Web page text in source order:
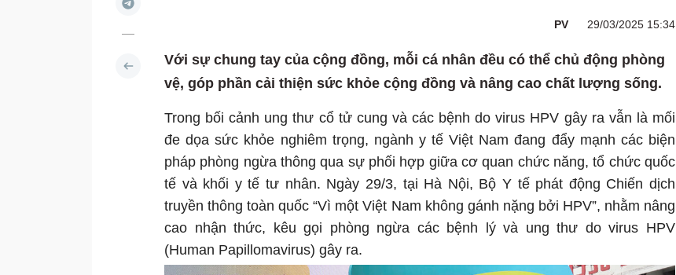
PV 29/03/2025 15:34
Với sự chung tay của cộng đồng, mỗi cá nhân đều có thể chủ động phòng
vệ, góp phần cải thiện sức khỏe cộng đồng và nâng cao chất lượng sống.
Trong bối cảnh ung thư cổ tử cung và các bệnh do virus HPV gây ra vẫn là mối
đe dọa sức khỏe nghiêm trọng, ngành y tế Việt Nam đang đẩy mạnh các biện
pháp phòng ngừa thông qua sự phối hợp giữa cơ quan chức năng, tổ chức quốc
tế và khối y tế tư nhân. Ngày 29/3, tại Hà Nội, Bộ Y tế phát động Chiến dịch
truyền thông toàn quốc “Vì một Việt Nam không gánh nặng bởi HPV”, nhằm nâng
cao nhận thức, kêu gọi phòng ngừa các bệnh lý và ung thư do virus HPV
(Human Papillomavirus) gây ra.